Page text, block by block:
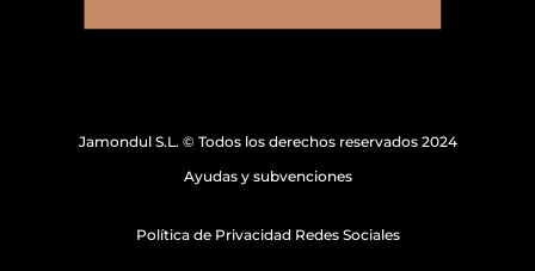
Jamondul S.L. © Todos los derechos reservados 2024
Ayudas y subvenciones
Política de Privacidad Redes Sociales